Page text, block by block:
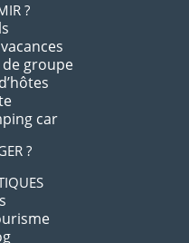
?
de groupe
car
?